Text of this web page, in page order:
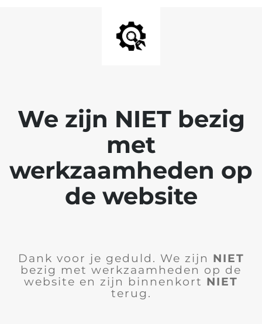
We zijn NIET bezig
met
werkzaamheden op
de website
Dank voor je geduld. We zijn NIET
bezig met werkzaamheden op de
website en zijn binnenkort NIET
terug.